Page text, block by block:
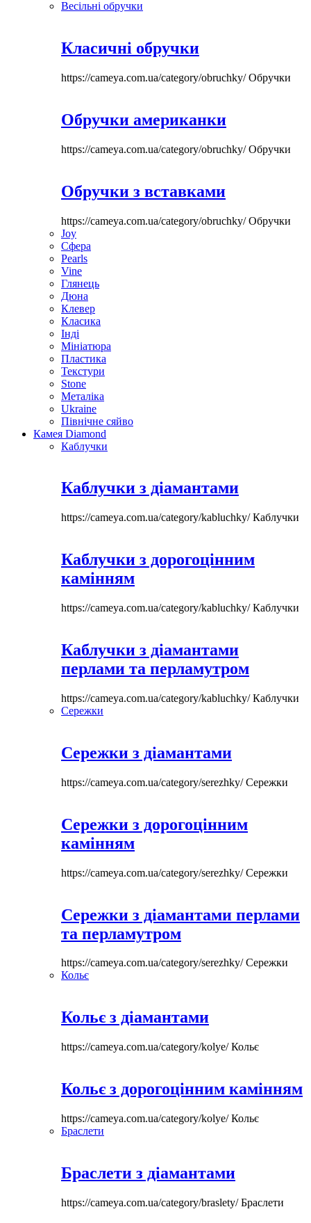
Весільні обручки
Класичні обручки
https://cameya.com.ua/category/obruchky/Обручки
Обручки американки
https://cameya.com.ua/category/obruchky/Обручки
Обручки з вставками
https://cameya.com.ua/category/obruchky/Обручки
Joy
Сфера
Pearls
Vine
Глянець
Дюна
Клевер
Класика
Інді
Мініатюра
Пластика
Текстури
Stone
Металіка
Ukraine
Північне сяйво
Камея Diamond
Каблучки
Каблучки з діамантами
https://cameya.com.ua/category/kabluchky/Каблучки
Каблучки з дорогоцінним
камінням
https://cameya.com.ua/category/kabluchky/Каблучки
Каблучки з діамантами
перлами та перламутром
https://cameya.com.ua/category/kabluchky/Каблучки
Сережки
Сережки з діамантами
https://cameya.com.ua/category/serezhky/Сережки
Сережки з дорогоцінним
камінням
https://cameya.com.ua/category/serezhky/Сережки
Сережки з діамантами перлами
та перламутром
https://cameya.com.ua/category/serezhky/Сережки
Кольє
Кольє з діамантами
https://cameya.com.ua/category/kolye/Кольє
Кольє з дорогоцінним камінням
https://cameya.com.ua/category/kolye/Кольє
Браслети
Браслети з діамантами
https://cameya.com.ua/category/braslety/Браслети